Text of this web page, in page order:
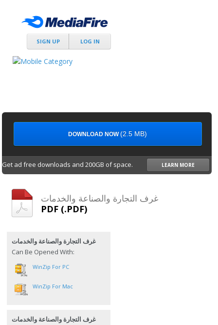
SIGN UP LOG IN
Get ad free downloads and 200GB of space. LEARN MORE
غرف التجارة والصناعة والخدمات
PDF (.PDF)
غرف التجارة والصناعة والخدمات
Can Be Opened With:
WinZip For PC
WinZip For Mac
غرف التجارة والصناعة والخدمات
DOWNLOAD NOW(2.5 MB)